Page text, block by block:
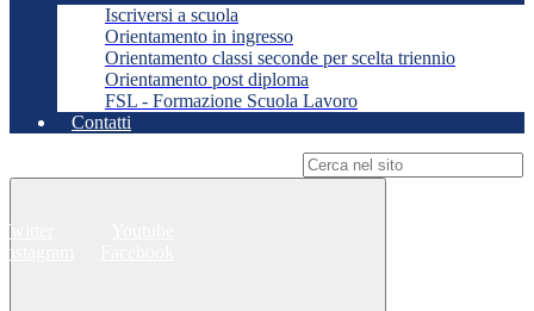
Iscriversi a scuola
Orientamento in ingresso
Orientamento classi seconde per scelta triennio
Orientamento post diploma
FSL - Formazione Scuola Lavoro
Contatti
Twitter
Instagram